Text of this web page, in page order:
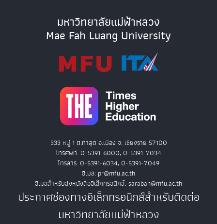
มหาวิทยาลัยแม่ฟ้าหลวง
Mae Fah Luang University
333 หมู่ 1 ต.ท่าสุด อ.เมือง จ. เชียงราย 57100
โทรศัพท์. 0-5391-6000, 0-5391-7034
โทรสาร. 0-5391-6034, 0-5391-7049
อีเมล: pr@mfu.ac.th
อีเมลสำหรับส่งหนังสืออิเล็กทรอนิกส์: saraban@mfu.ac.th
ประกาศช่องทางอิเล็กทรอนิกส์สำหรับติดต่อ
มหาวิทยาลัยแม่ฟ้าหลวง